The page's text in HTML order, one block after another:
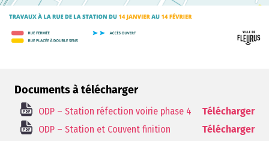
Documents à télécharger
ODP – Station réfection voirie phase 4
Télécharger
ODP – Station et Couvent finition
Télécharger